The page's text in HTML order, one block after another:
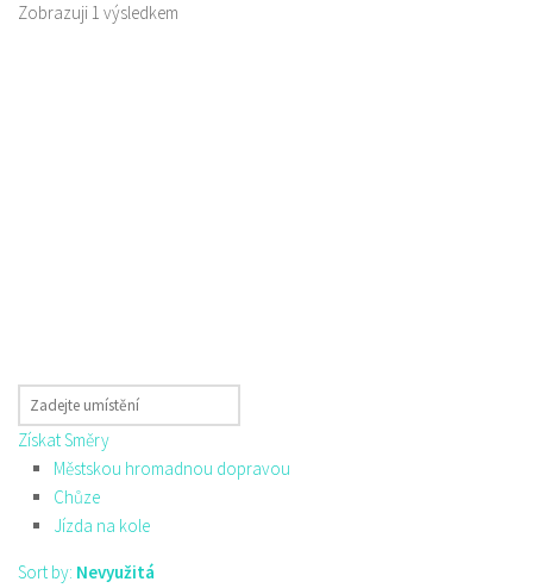
Zobrazuji 1 výsledkem
Získat Směry
Městskou hromadnou dopravou
Chůze
Jízda na kole
Sort by: Nevyužitá